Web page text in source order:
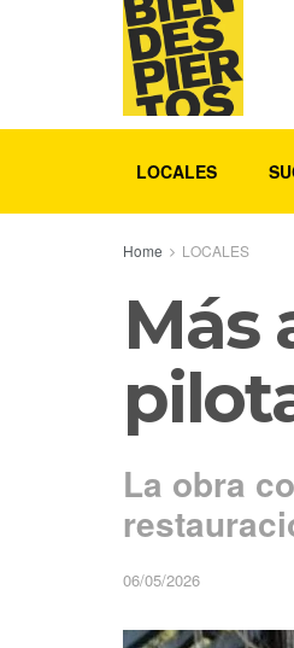
LOCALES
Home LOCALES
Más
La obra
06/05/2026